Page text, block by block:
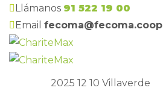
Llámanos 91 522 19 00
Email fecoma@fecoma.coop